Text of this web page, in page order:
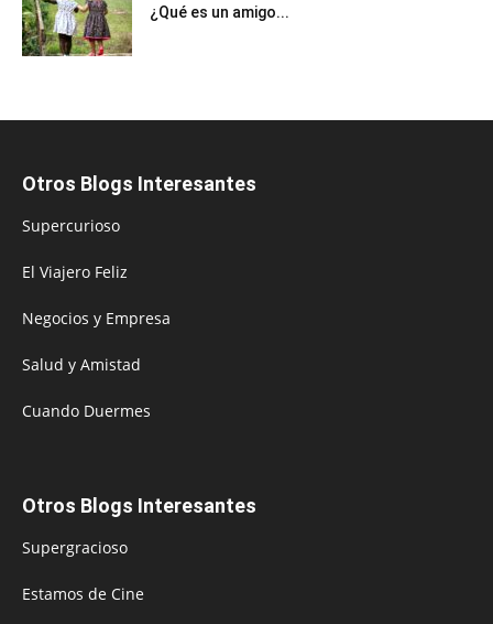
¿Qué es un amigo...
Otros Blogs Interesantes
Supercurioso
El Viajero Feliz
Negocios y Empresa
Salud y Amistad
Cuando Duermes
Otros Blogs Interesantes
Supergracioso
Estamos de Cine